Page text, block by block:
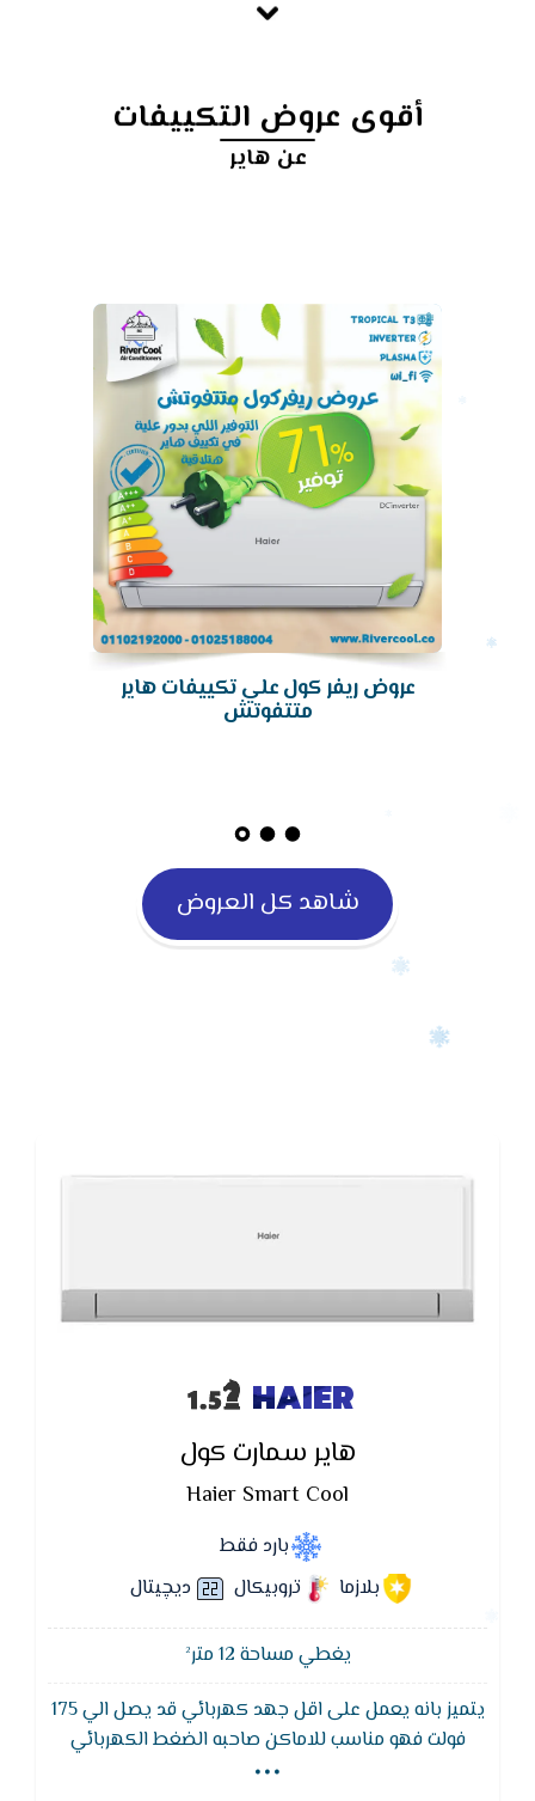
أقوى عروض التكييفات
عن هاير
عروض ريفر كول علي تكييفات هاير
متتفوتش
شاهد كل العروض
HAIER
هاير سمارت كول
Haier Smart Cool
بارد فقط
بلازما
تروبيكال ديچيتال
يغطي مساحة 12 متر²
يتميز بانه يعمل على اقل جهد كهربائي قد يصل الي 175
فولت فهو مناسب للاماكن صاحبه الضغط الكهربائي
الضعيف وايضا يتميز تكييف هاير سوبر فاست بشاشة
...